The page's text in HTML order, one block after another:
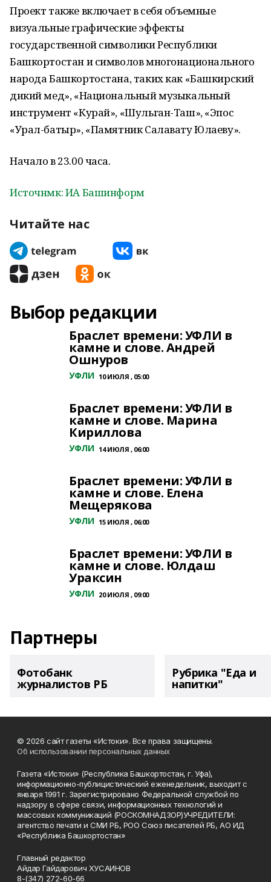
Проект также включает в себя объемные
визуальные графические эффекты
государственной символики Республики
Башкортостан и символов многонационального
народа Башкортостана, таких как «Башкирский
дикий мед», «Национальный музыкальный
инструмент «Курай», «Шульган-Таш», «Эпос
«Урал-батыр», «Памятник Салавату Юлаеву».
Начало в 23.00 часа.
Источнмк: ИА Башинформ
Читайте нас
Выбор редакции
Браслет времени: УФЛИ в
камне и слове. Андрей
Ошнуров
УФЛИ 10 ИЮЛЯ , 05:00
Браслет времени: УФЛИ в
камне и слове. Марина
Кириллова
УФЛИ 14 ИЮЛЯ , 06:00
Браслет времени: УФЛИ в
камне и слове. Елена
Мещерякова
УФЛИ 15 ИЮЛЯ , 06:00
Браслет времени: УФЛИ в
камне и слове. Юлдаш
Ураксин
УФЛИ 20 ИЮЛЯ , 09:00
Партнеры
Фотобанк
журналистов РБ
Рубрика "Еда и
напитки"
© 2026 сайт газеты «Истоки». Все права защищены.
Об использовании персональных данных
Газета «Истоки» (Республика Башкортостан, г. Уфа),
информационно-публицистический еженедельник, выходит с
января 1991 г. Зарегистрировано Федеральной службой по
надзору в сфере связи, информационных технологий и
массовых коммуникаций (РОСКОМНАДЗОР)УЧРЕДИТЕЛИ:
агентство печати и СМИ РБ, РОО Союз писателей РБ, АО ИД
«Республика Башкортостан»
Главный редактор
Айдар Гайдарович ХУСАИНОВ
8-(347) 272-60-66